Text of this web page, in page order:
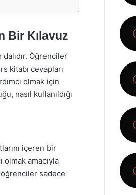
Bir Kılavuz
Öğrenciler
kitabı cevapları
olmak için
nasıl kullanıldığı
içeren bir
olmak amacıyla
öğrenciler sadece